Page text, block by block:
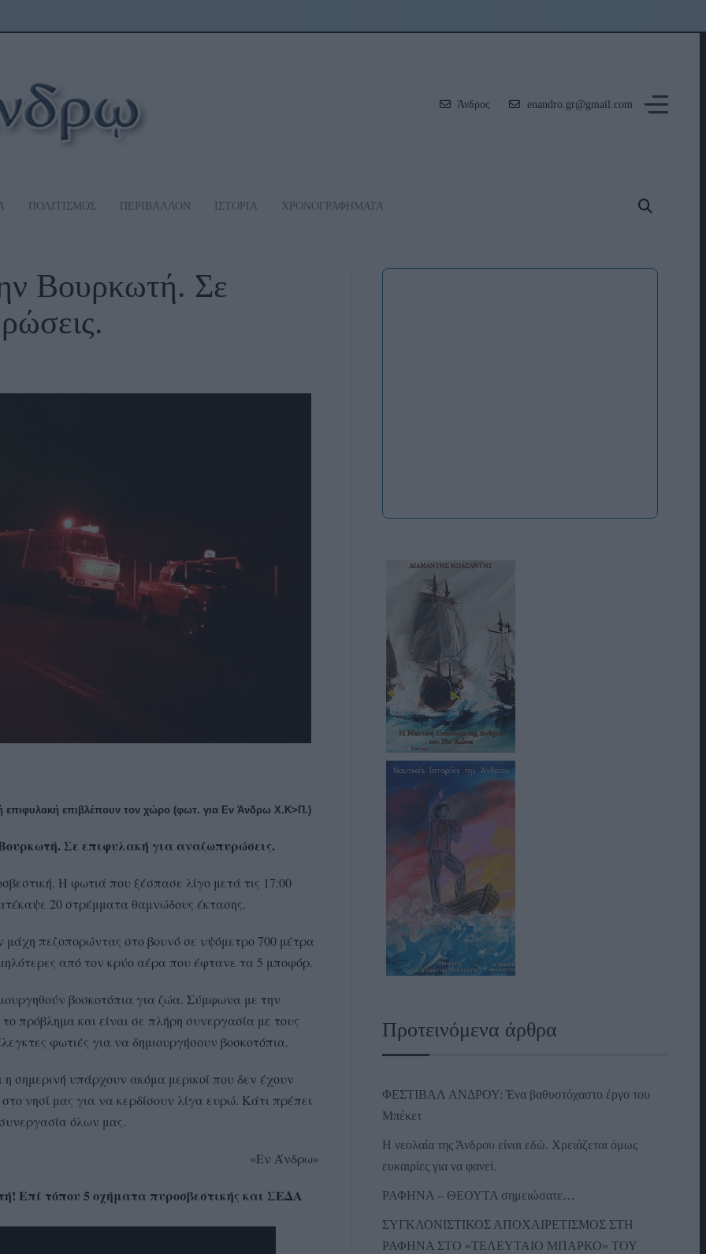
Άνδρος enandro.gr@gmail.com
ΠΟΛΙΤΙΣΜΟΣ ΠΕΡΙΒΑΛΛΟΝ ΙΣΤΟΡΙΑ ΧΡΟΝΟΓΡΑΦΗΜΑΤΑ
Βουρκωτή. Σε
επιφυλακή επιβλέπουν τον χώρο (φωτ. για Εν Άνδρω Χ.Κ>Π.)
Σε επιφυλακή για αναζωπυρώσεις.
Η φωτιά που ξέσπασε λίγο μετά τις 17:00
20 στρέμματα θαμνώδους έκτασης.
μάχη πεζοπορώντας στο βουνό σε υψόμετρο 700 μέτρα
από τον κρύο αέρα που έφτανε τα 5 μποφόρ.
βοσκοτόπια για ζώα. Σύμφωνα με την
πρόβλημα και είναι σε πλήρη συνεργασία με τους
φωτιές για να δημιουργήσουν βοσκοτόπια.
σημερινή υπάρχουν ακόμα μερικοί που δεν έχουν
νησί μας για να κερδίσουν λίγα ευρώ. Κάτι πρέπει
όλων μας.
«Εν Άνδρω»
Επί τόπου 5 οχήματα πυροσβεστικής και ΣΕΔΑ
Προτεινόμενα άρθρα
ΦΕΣΤΙΒΑΛ ΑΝΔΡΟΥ: Ένα βαθυστόχαστο έργο του
Μπέκετ
Η νεολαία της Άνδρου είναι εδώ. Χρειάζεται όμως
ευκαιρίες για να φανεί.
ΡΑΦΗΝΑ – ΘΕΟΥΤΑ σημειώσατε…
ΣΥΓΚΛΟΝΙΣΤΙΚΟΣ ΑΠΟΧΑΙΡΕΤΙΣΜΟΣ ΣΤΗ
ΡΑΦΗΝΑ ΣΤΟ «ΤΕΛΕΥΤΑΙΟ ΜΠΑΡΚΟ» ΤΟΥ